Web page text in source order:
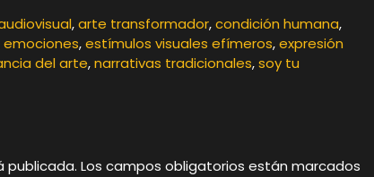
,arte transformador,condición humana,
emociones,estímulos visuales efímeros,expresión
del arte,narrativas tradicionales,soy tu
publicada. Los campos obligatorios están marcados